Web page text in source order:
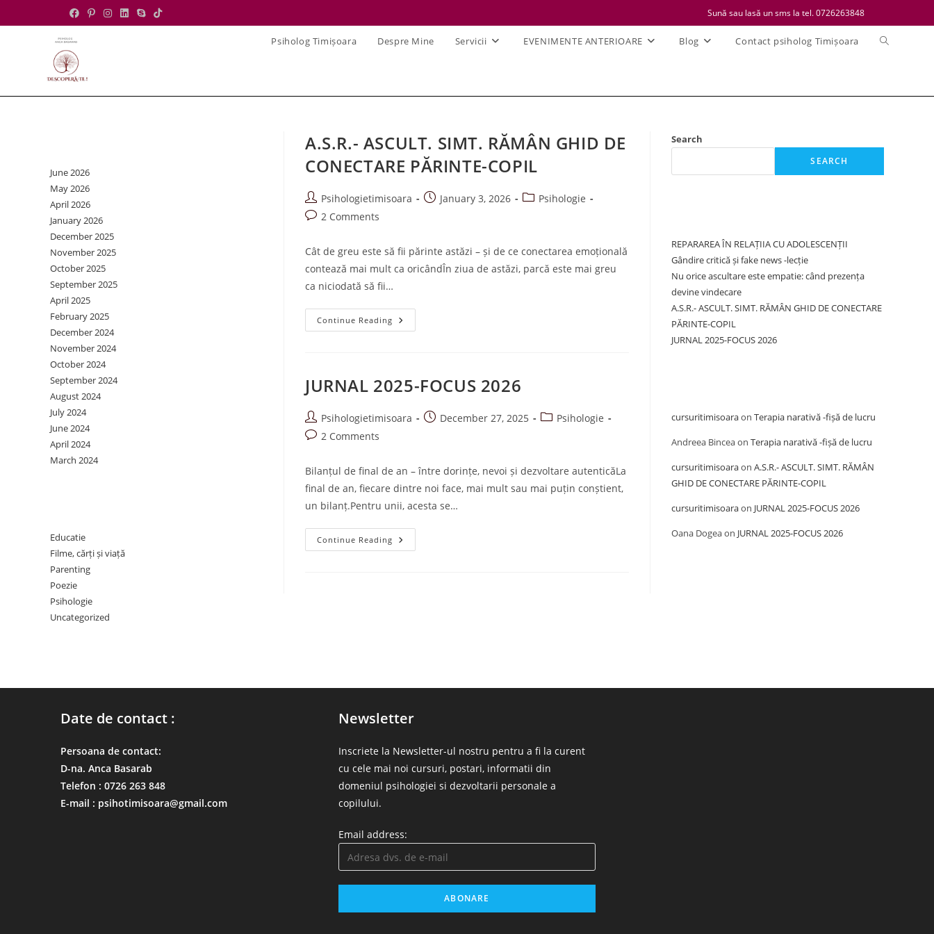
to
Sună sau lasă un sms la tel. 0726263848
Psiholog Timișoara Despre Mine Servicii EVENIMENTE ANTERIOARE Blog Contact psiholog Timișoara
Toggle
A.S.R.- ASCULT. SIMT. RĂMÂN GHID DE
CONECTARE PĂRINTE-COPIL
Post
author:
Psihologietimisoara
PostJanuary 3, 2026
PostPsihologie
Post2 Comments
Cât de greu este să fii părinte astăzi – și de ce conectarea emoțională
contează mai mult ca oricândÎn ziua de astăzi, parcă este mai greu
ca niciodată să fii…
Continue Reading A.S.R.-
ASCULT.
CONECTARE
PĂRINTE-
JURNAL 2025-FOCUS 2026
Post
author:
Psihologietimisoara
PostDecember 27, 2025
PostPsihologie
Post2 Comments
Bilanțul de final de an – între dorințe, nevoi și dezvoltare autenticăLa
final de an, fiecare dintre noi face, mai mult sau mai puțin conștient,
un bilanț.Pentru unii, acesta se…
Continue Reading JURNAL
2025-
June 2026
May 2026
April 2026
January 2026
December 2025
November 2025
October 2025
September 2025
April 2025
February 2025
December 2024
November 2024
October 2024
September 2024
August 2024
July 2024
June 2024
April 2024
March 2024
Educatie
Filme, cărți și viață
Parenting
Poezie
Psihologie
Uncategorized
Search
SEARCH
REPARAREA ÎN RELAȚIIA CU ADOLESCENȚII
Gândire critică și fake news -lecție
Nu orice ascultare este empatie: când prezența
devine vindecare
A.S.R.- ASCULT. SIMT. RĂMÂN GHID DE CONECTARE
PĂRINTE-COPIL
JURNAL 2025-FOCUS 2026
cursuritimisoaraon Terapia narativă -fișă de lucru
Andreea Binceaon Terapia narativă -fișă de lucru
cursuritimisoaraon A.S.R.- ASCULT. SIMT. RĂMÂN
GHID DE CONECTARE PĂRINTE-COPIL
cursuritimisoaraon JURNAL 2025-FOCUS 2026
Oana Dogeaon JURNAL 2025-FOCUS 2026
Date de contact :
Persoana de contact:
D-na. Anca Basarab
Telefon : 0726 263 848
E-mail : psihotimisoara@gmail.com
Newsletter
Inscriete la Newsletter-ul nostru pentru a fi la curent
cu cele mai noi cursuri, postari, informatii din
domeniul psihologiei si dezvoltarii personale a
copilului.
Email address: